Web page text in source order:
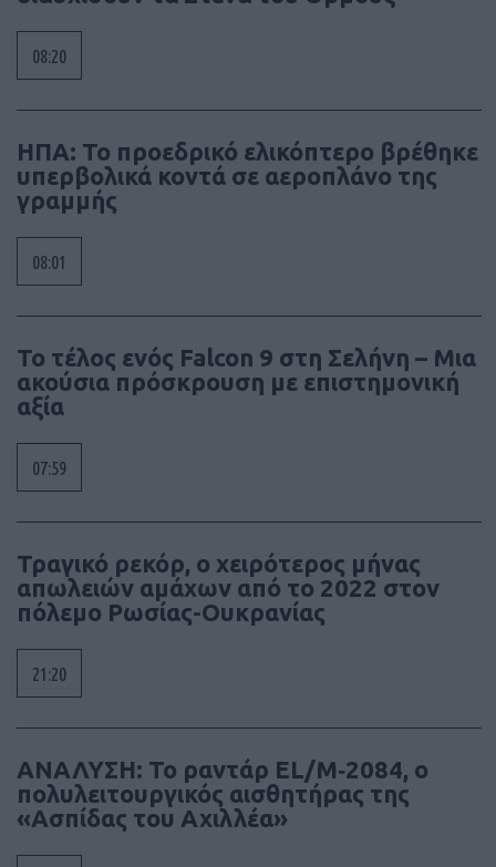
08:20
ΗΠΑ: Το προεδρικό ελικόπτερο βρέθηκε
υπερβολικά κοντά σε αεροπλάνο της
γραμμής
08:01
Το τέλος ενός Falcon 9 στη Σελήνη – Μια
ακούσια πρόσκρουση με επιστημονική
αξία
07:59
Τραγικό ρεκόρ, ο χειρότερος μήνας
απωλειών αμάχων από το 2022 στον
πόλεμο Ρωσίας-Ουκρανίας
21:20
ΑΝΑΛΥΣΗ: To ραντάρ EL/M‑2084, ο
πολυλειτουργικός αισθητήρας της
«Ασπίδας του Αχιλλέα»